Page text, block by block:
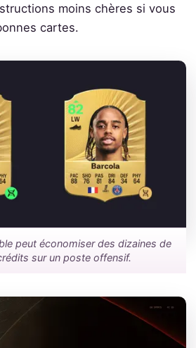
moins chères si vous
cartes.
peut économiser des dizaines de
sur un poste offensif.